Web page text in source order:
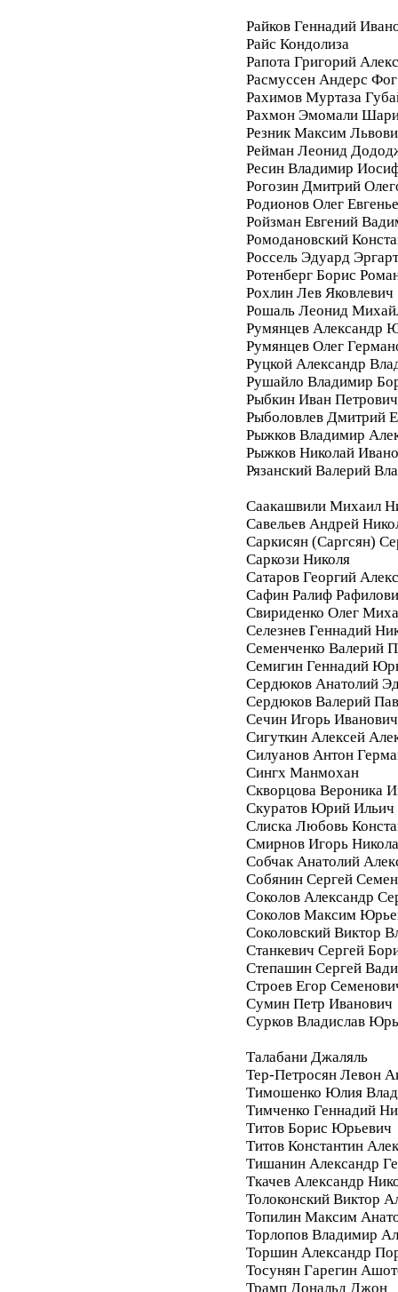
Райков Геннадий
Райс Кондолиза
Рапота Григорий
Расмуссен Андерс Фог
Рахимов Муртаза
Рахмон Эмомали
Резник Максим
Рейман Леонид
Ресин Владимир
Рогозин Дмитрий
Родионов Олег
Ройзман Евгений
Ромодановский
Россель Эдуард
Ротенберг Борис
Рохлин Лев Яковлевич
Рошаль Леонид
Румянцев Александр
Румянцев Олег
Руцкой Александр
Рушайло Владимир
Рыбкин Иван Петрович
Рыболовлев Дмитрий
Рыжков Владимир
Рыжков Николай
Рязанский Валерий
Саакашвили Михаил
Савельев Андрей
Саркисян (Саргсян)
Саркози Николя
Сатаров Георгий
Сафин Ралиф
Свириденко Олег
Селезнев Геннадий
Семенченко Валерий
Семигин Геннадий
Сердюков Анатолий
Сердюков Валерий
Сечин Игорь Иванович
Сигуткин Алексей
Силуанов Антон
Сингх Манмохан
Скворцова Вероника
Скуратов Юрий Ильич
Слиска Любовь
Смирнов Игорь
Собчак Анатолий
Собянин Сергей
Соколов Александр
Соколов Максим
Соколовский Виктор
Станкевич Сергей
Степашин Сергей
Строев Егор
Сумин Петр Иванович
Сурков Владислав
Талабани Джаляль
Тер-Петросян Левон
Тимошенко Юлия
Тимченко Геннадий
Титов Борис Юрьевич
Титов Константин
Тишанин Александр
Ткачев Александр
Толоконский Виктор
Топилин Максим
Торлопов Владимир
Торшин Александр
Тосунян Гарегин
Трамп Дональд Джон